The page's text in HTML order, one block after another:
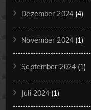
Dezember 2024 (4)
November 2024 (1)
September 2024 (1)
Juli 2024 (1)